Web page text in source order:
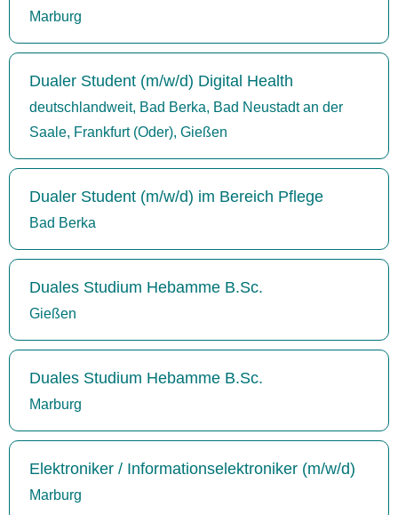
Marburg
Dualer Student (m/w/d) Digital Health
deutschlandweit, Bad Berka, Bad Neustadt an der
Saale, Frankfurt (Oder), Gießen
Dualer Student (m/w/d) im Bereich Pflege
Bad Berka
Duales Studium Hebamme B.Sc.
Gießen
Duales Studium Hebamme B.Sc.
Marburg
Elektroniker / Informationselektroniker (m/w/d)
Marburg